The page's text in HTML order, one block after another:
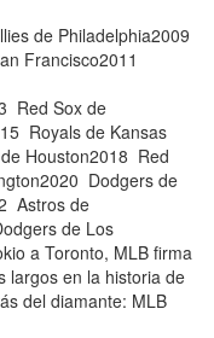
de Philadelphia2009
Francisco2011
Red Sox de
Royals de Kansas
Houston2018 Red
Dodgers de
Astros de
de Los
a Toronto, MLB firma
largos en la historia de
del diamante: MLB